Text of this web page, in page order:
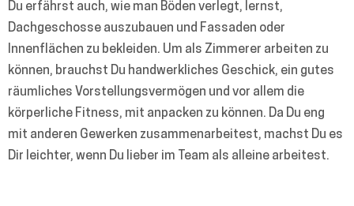
Du erfährst auch, wie man Böden verlegt, lernst,
Dachgeschosse auszubauen und Fassaden oder
Innenflächen zu bekleiden. Um als Zimmerer arbeiten zu
können, brauchst Du handwerkliches Geschick, ein gutes
räumliches Vorstellungsvermögen und vor allem die
körperliche Fitness, mit anpacken zu können. Da Du eng
mit anderen Gewerken zusammenarbeitest, machst Du es
Dir leichter, wenn Du lieber im Team als alleine arbeitest.